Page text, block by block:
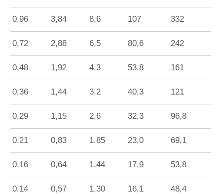
0,96 3,84 8,6 107 332
0,72 2,88 6,5 80,6 242
0,48 1,92 4,3 53,8 161
0,36 1,44 3,2 40,3 121
0,29 1,15 2,6 32,3 96,8
0,21 0,83 1,85 23,0 69,1
0,16 0,64 1,44 17,9 53,8
0,14 0,57 1,30 16,1 48,4